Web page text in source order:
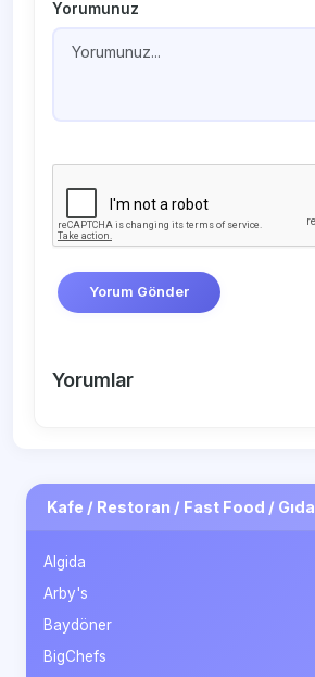
Yorumunuz
Yorum Gönder
Yorumlar
Kafe / Restoran / Fast Food / Gıda
Algida
Arby's
Baydöner
BigChefs